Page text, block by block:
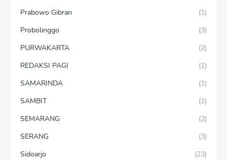
Prabowo Gibran
(1)
Probolinggo
(3)
PURWAKARTA
(2)
REDAKSI PAGI
(1)
SAMARINDA
(1)
SAMBIT
(1)
SEMARANG
(2)
SERANG
(3)
Sidoarjo
(23)